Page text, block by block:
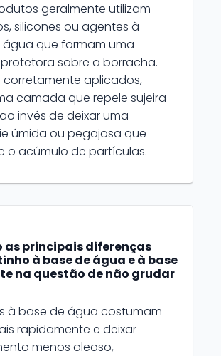
geralmente utilizam
silicones ou agentes à
que formam uma
sobre a borracha.
aplicados,
camada que repele sujeira
invés de deixar uma
úmida ou pegajosa que
o acúmulo de partículas.
as principais diferenças
à base de água e à base
na questão de não grudar
à base de água costumam
rapidamente e deixar
menos oleoso,